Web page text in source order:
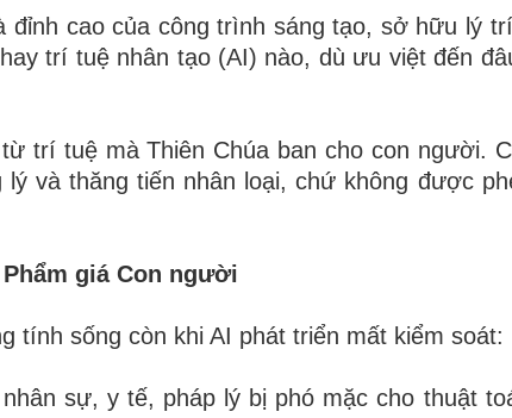
đỉnh cao của công trình sáng tạo, sở hữu lý
trí tuệ nhân tạo (AI) nào, dù ưu việt đến
trí tuệ mà Thiên Chúa ban cho con người.
và thăng tiến nhân loại, chứ không được
giá Con người
tính sống còn khi AI phát triển mất kiểm soát:
sự, y tế, pháp lý bị phó mặc cho thuật